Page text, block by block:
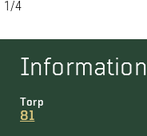
1/4
Information
Torp
81